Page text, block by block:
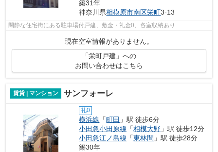
築31年
神奈川県相模原市南区栄町3-13
閑静な住宅街にある駐車場付戸建、敷金・礼金0、各室収納あり
現在空室情報がありません。
「栄町戸建」への
お問い合わせはこちら
賃貸 | マンション サンフォーレ
礼0
横浜線 「町田 」駅 徒歩6分
小田急小田原線 「相模大野 」駅 徒歩12分
小田急江ノ島線 「東林間 」駅 徒歩28分
築30年